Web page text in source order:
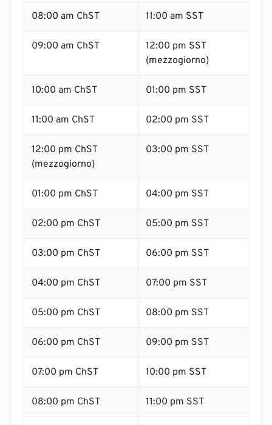
08:00 am ChST 11:00 am SST
09:00 am ChST
12:00 pm SST
(mezzogiorno)
10:00 am ChST 01:00 pm SST
11:00 am ChST 02:00 pm SST
12:00 pm ChST
(mezzogiorno)
03:00 pm SST
01:00 pm ChST 04:00 pm SST
02:00 pm ChST 05:00 pm SST
03:00 pm ChST 06:00 pm SST
04:00 pm ChST 07:00 pm SST
05:00 pm ChST 08:00 pm SST
06:00 pm ChST 09:00 pm SST
07:00 pm ChST 10:00 pm SST
08:00 pm ChST 11:00 pm SST